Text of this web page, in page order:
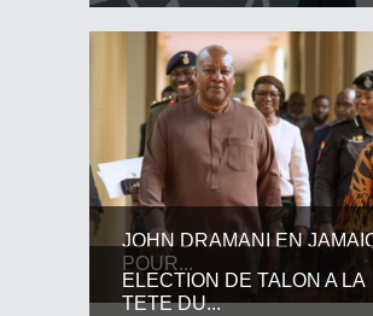
JOHN DRAMANI EN
POUR...
ELECTION DE TALON A LA
TETE DU...